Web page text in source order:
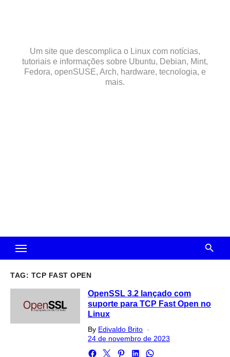
Um site que descomplica o Linux com notícias,
tutoriais e informações sobre Ubuntu, Debian, Mint,
Fedora, openSUSE, Arch, hardware, tecnologia, e
mais.
TAG: TCP FAST OPEN
OpenSSL 3.2 lançado com
suporte para TCP Fast Open no
Linux
By Edivaldo Brito
on
24 de novembro de 2023